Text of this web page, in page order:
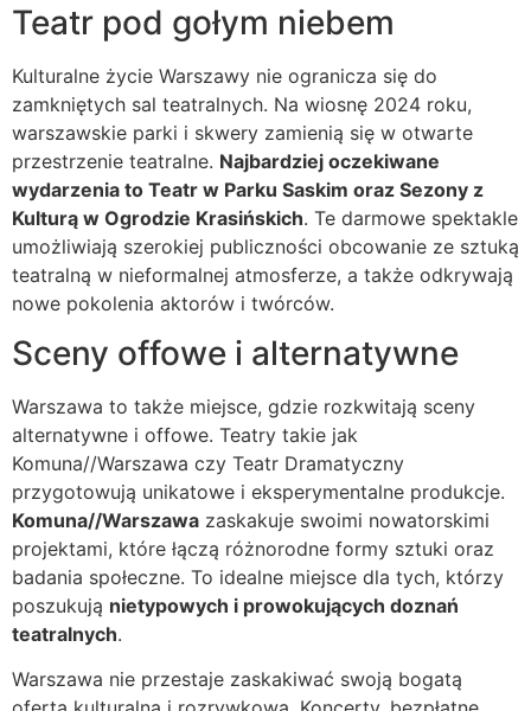
Teatr pod gołym niebem
Kulturalne życie Warszawy nie ogranicza się do
zamkniętych sal teatralnych. Na wiosnę 2024 roku,
warszawskie parki i skwery zamienią się w otwarte
przestrzenie teatralne. Najbardziej oczekiwane
wydarzenia to Teatr w Parku Saskim oraz Sezony z
Kulturą w Ogrodzie Krasińskich. Te darmowe spektakle
umożliwiają szerokiej publiczności obcowanie ze sztuką
teatralną w nieformalnej atmosferze, a także odkrywają
nowe pokolenia aktorów i twórców.
Sceny offowe i alternatywne
Warszawa to także miejsce, gdzie rozkwitają sceny
alternatywne i offowe. Teatry takie jak
Komuna//Warszawa czy Teatr Dramatyczny
przygotowują unikatowe i eksperymentalne produkcje.
Komuna//Warszawa zaskakuje swoimi nowatorskimi
projektami, które łączą różnorodne formy sztuki oraz
badania społeczne. To idealne miejsce dla tych, którzy
poszukują nietypowych i prowokujących doznań
teatralnych.
Warszawa nie przestaje zaskakiwać swoją bogatą